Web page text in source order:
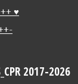
♥
2017-2026